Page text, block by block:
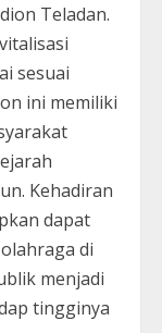
Teladan.
sesuai
ini memiliki
Kehadiran
dapat
di
menjadi
tingginya